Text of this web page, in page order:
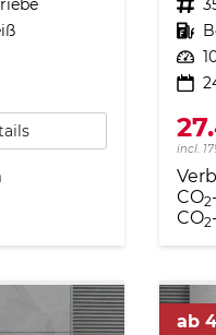
Kraftstoff
Leistung
incl.
CO2
CO2
ab